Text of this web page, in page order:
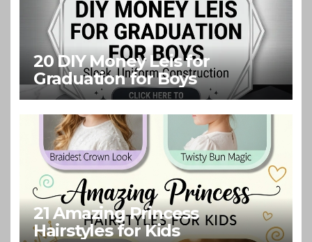
20 DIY Money Leis for
Graduation for Boys
21 Amazing Princess
Hairstyles for Kids